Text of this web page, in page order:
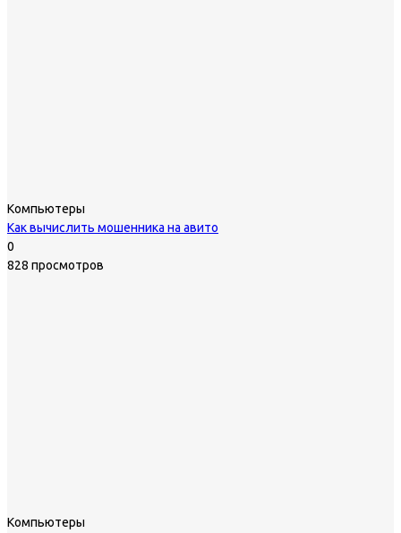
Компьютеры
Как вычислить мошенника на авито
0
828 просмотров
Компьютеры